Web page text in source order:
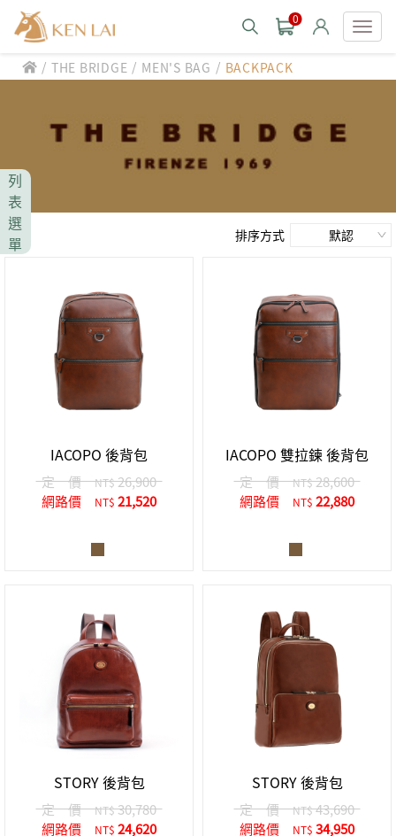
0
款式分類 style
男士包款 MEN'S BAG
男士夾款 MEN'S WALLET
中性商品 UNISEX BAG/SLG
皮革保養 LEATHER CARE
CHIARUGI
男士包款 MEN'S BAG
男士夾款 MEN'S WALLET
男士皮帶 MEN'S BELT
女士夾款 LADIES' WALLET
中性商品 UNISEX BAG/SLG
關於 CHIARUGI
CUMAR
男士皮帶 MEN'S BELT
女士包款 LADIES' BAG
女士夾款 LADIES' WALLET
中性商品 UNISEX BAG/SLG
Roberta di Camerino
男士夾款 MEN'S WALLET
男士皮帶 MEN'S BELT
女士包款 LADIES' BAG
女士夾款 LADIES' WALLET
中性商品 UNISEX BAG/SLG
關於 Roberta di Camerino
男士包款 MEN'S BAG
男士夾款 MEN'S WALLET
男士皮帶 MEN'S BELT
女士夾款 LADIES' WALLET
中性商品 UNISEX BAG/SLG
關於 THE BRIDGE
期間限定 limited edition
珍藏 THE BRIDGE (TB SPECIAL)
男士包款 MEN'S BAG
男士夾款 MEN'S WALLET
男士皮帶 MEN'S BELT
女士包款 LADIES' BAG
女士夾款 LADIES' WALLET
/ THE BRIDGE / MEN'S BAG / BACKPACK
列
表
選
單
排序方式
IACOPO 後背包
定 價 NT$26,900
網路價
NT$ 21,520
IACOPO 雙拉鍊 後背包
定 價 NT$28,600
網路價
NT$ 22,880
STORY 後背包
定 價 NT$30,780
網路價
NT$ 24,620
STORY 後背包
定 價 NT$43,690
網路價
NT$ 34,950